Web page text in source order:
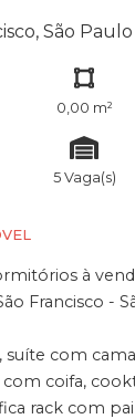
São Paulo
0,00 m²
5 Vaga(s)
à
Francisco -
suíte com
com coifa,
rack com